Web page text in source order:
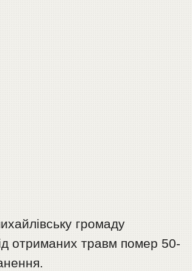
громаду
отриманих травм помер 50-